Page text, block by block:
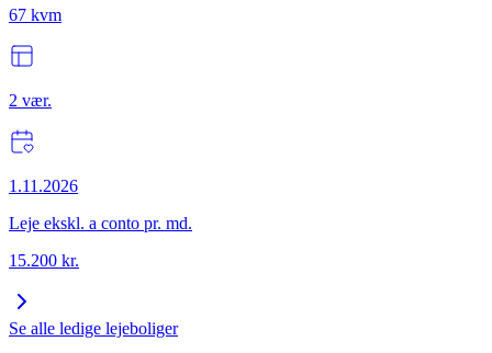
67 kvm
2 vær.
1.11.2026
Leje ekskl. a conto pr. md.
15.200 kr.
Se alle ledige lejeboliger